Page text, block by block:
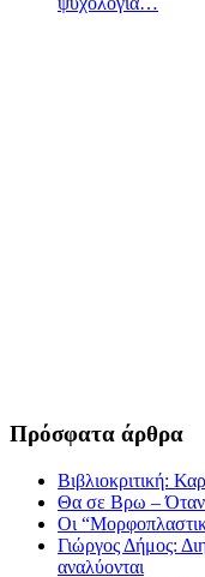
Πρόσφατα άρθρα
Βιβλιοκριτική:
Θα σε Βρω – Όταν
Οι
Γιώργος Δήμος:
αναλύονται